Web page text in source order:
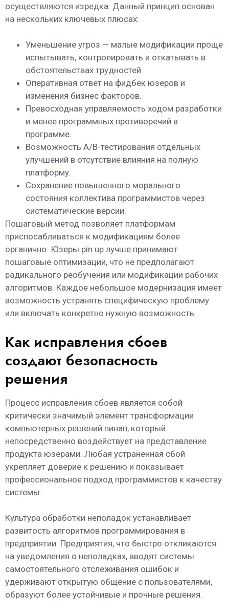
осуществляются изредка. Данный принцип основан
на нескольких ключевых плюсах:
Уменьшение угроз — малые модификации проще
испытывать, контролировать и откатывать в
обстоятельствах трудностей.
Оперативная ответ на фидбек юзеров и
изменения бизнес факторов.
Превосходная управляемость ходом разработки
и менее программных противоречий в
программе.
Возможность A/B-тестирования отдельных
улучшений в отсутствие влияния на полную
платформу.
Сохранение повышенного морального
состояния коллектива программистов через
систематические версии.
Пошаговый метод позволяет платформам
приспосабливаться к модификациям более
органично. Юзеры pin up лучше принимают
пошаговые оптимизации, что не предполагают
радикального реобучения или модификации рабочих
алгоритмов. Каждое небольшое модернизация имеет
возможность устранять специфическую проблему
или включать конкретно нужную возможность.
Как исправления сбоев
создают безопасность
решения
Процесс исправления сбоев является собой
критически значимый элемент трансформации
компьютерных решений пинап, который
непосредственно воздействует на представление
продукта юзерами. Любая устраненная сбой
укрепляет доверие к решению и показывает
профессиональное подход программистов к качеству
системы.
Культура обработки неполадок устанавливает
развитость алгоритмов программирования в
предприятии. Предприятия, что быстро откликаются
на уведомления о неполадках, вводят системы
самостоятельного отслеживания ошибок и
удерживают открытую общение с пользователями,
образуют более устойчивые и прочные решения.